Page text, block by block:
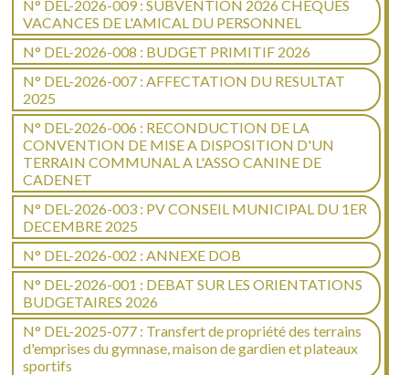
N° DEL-2026-009 : SUBVENTION 2026 CHEQUES
VACANCES DE L'AMICAL DU PERSONNEL
N° DEL-2026-008 : BUDGET PRIMITIF 2026
N° DEL-2026-007 : AFFECTATION DU RESULTAT
2025
N° DEL-2026-006 : RECONDUCTION DE LA
CONVENTION DE MISE A DISPOSITION D'UN
TERRAIN COMMUNAL A L'ASSO CANINE DE
CADENET
N° DEL-2026-003 : PV CONSEIL MUNICIPAL DU 1ER
DECEMBRE 2025
N° DEL-2026-002 : ANNEXE DOB
N° DEL-2026-001 : DEBAT SUR LES ORIENTATIONS
BUDGETAIRES 2026
N° DEL-2025-077 : Transfert de propriété des terrains
d'emprises du gymnase, maison de gardien et plateaux
sportifs